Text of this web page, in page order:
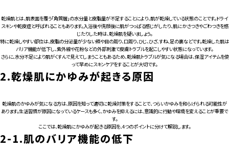
乾燥肌とは、肌表面を覆う「角質層」の水分量と皮脂量が不足することにより、肌が乾燥している状態のことです。ドライ
スキンや乾皮症と呼ばれることもあります。入浴後や洗顔後に肌がつっぱる感じがしたり、肌にかさつきやごわつきを感
じたりした時は、乾燥肌を疑いましょう。
特に乾燥しやすい部位は、皮脂の分泌量が少ない頬や目の周り、口周り、ひじ、ひざ、すね、足の裏などです。乾燥した肌は
バリア機能が低下し、紫外線や花粉などの外部刺激で皮膚トラブルを起こしやすい状態になっています。
さらに、水分不足により肌がくすんで見えてしまうこともあるため、乾燥肌トラブルが気になる場合は、保湿アイテムを使
って早めにスキンケアをすることが大切です。
2.乾燥肌にかゆみが起きる原因
乾燥肌のかゆみが気になる方は、原因を知って適切に乾燥対策をすることで、つらいかゆみを和らげられる可能性が
あります。生活習慣が原因になっているケースも多く、かゆみを抑えるには、意識的に行動や環境を変えることが重要で
す。
ここでは、乾燥肌にかゆみが起きる原因を、4つのポイントに分けて解説します。
2-1.肌のバリア機能の低下